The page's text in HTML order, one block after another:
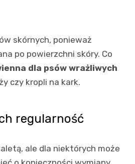
skórnych, ponieważ
po powierzchni skóry. Co
dla psów wrażliwych
czy kropli na kark.
regularność
ale dla niektórych może